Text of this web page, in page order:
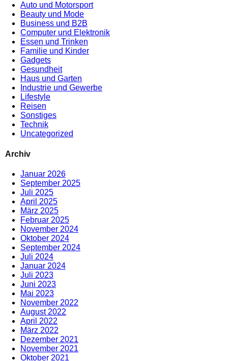
Auto und Motorsport
Beauty und Mode
Business und B2B
Computer und Elektronik
Essen und Trinken
Familie und Kinder
Gadgets
Gesundheit
Haus und Garten
Industrie und Gewerbe
Lifestyle
Reisen
Sonstiges
Technik
Uncategorized
Archiv
Januar 2026
September 2025
Juli 2025
April 2025
März 2025
Februar 2025
November 2024
Oktober 2024
September 2024
Juli 2024
Januar 2024
Juli 2023
Juni 2023
Mai 2023
November 2022
August 2022
April 2022
März 2022
Dezember 2021
November 2021
Oktober 2021